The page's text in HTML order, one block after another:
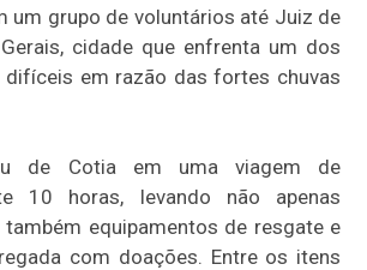
um grupo de voluntários até Juiz de
cidade que enfrenta um dos
em razão das fortes chuvas
de Cotia em uma viagem de
10 horas, levando não apenas
equipamentos de resgate e
com doações. Entre os itens